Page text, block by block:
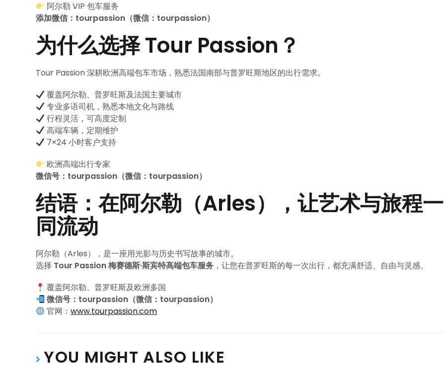
阿尔勒 VIP 包车服务
添加微信：tourpassion（微信：tourpassion）
为什么选择 Tour Passion？
Tour Passion 深耕欧洲高端包车市场，熟悉法国南部与普罗旺斯地区的出行需求。
覆盖阿尔勒、普罗旺斯及法国主要城市
专业多语司机，熟悉本地文化与路线
行程灵活，可高度定制
高端车辆，定期维护
7×24 小时客户支持
欧洲高端出行专家
微信号：tourpassion（微信：tourpassion）
结语：在阿尔勒（Arles），让艺术与旅程一
同流动
阿尔勒（Arles），是一座用光影与历史书写故事的城市。
选择 Tour Passion 梅赛德斯·斯宾特高端包车服务 ，让您在普罗旺斯的每一次出行，都充满舒适、自由与灵感。
覆盖阿尔勒、普罗旺斯及欧洲多国
微信号：tourpassion（微信：tourpassion）
官网：www.tourpassion.com
YOU MIGHT ALSO LIKE